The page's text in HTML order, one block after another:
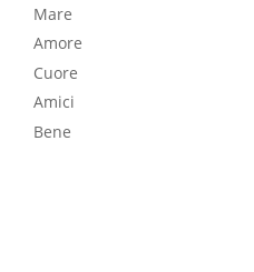
Mare
Amore
Cuore
Amici
Bene